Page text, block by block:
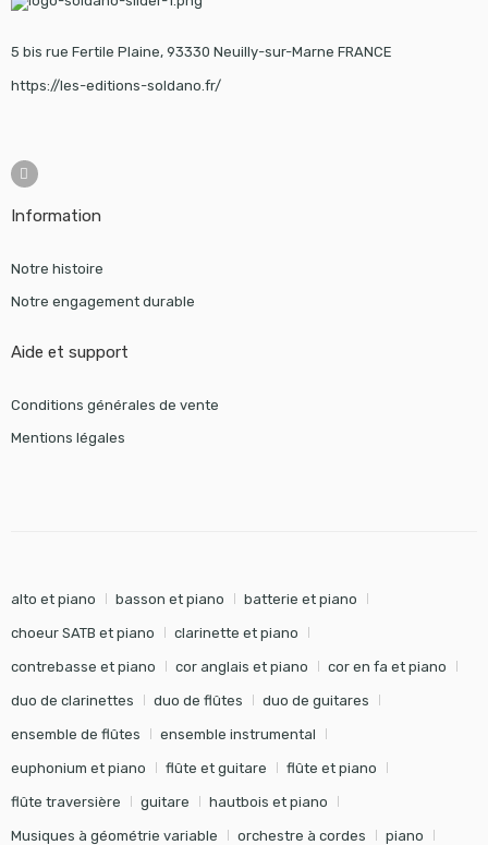
5 bis rue Fertile Plaine, 93330 Neuilly-sur-Marne FRANCE
https://les-editions-soldano.fr/
Information
Notre histoire
Notre engagement durable
Aide et support
Conditions générales de vente
Mentions légales
alto et piano basson et piano batterie et piano
choeur SATB et piano clarinette et piano
contrebasse et piano cor anglais et piano cor en fa et piano
duo de clarinettes duo de flûtes duo de guitares
ensemble de flûtes ensemble instrumental
euphonium et piano flûte et guitare flûte et piano
flûte traversière guitare hautbois et piano
Musiques à géométrie variable orchestre à cordes piano